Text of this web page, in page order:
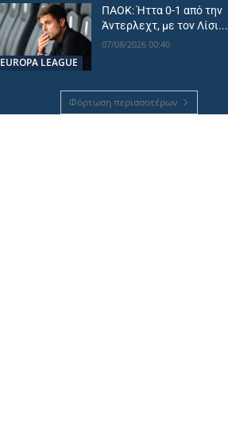
EUROPA LEAGUE
ΠΑΟΚ: Ήττα 0-1 από την
Άντερλεχτ, με τον Λίσι...
07/08/2026 00:40
Φόρτωση περισσοτέρων